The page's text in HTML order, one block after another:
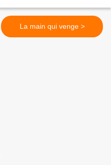
La main qui venge >